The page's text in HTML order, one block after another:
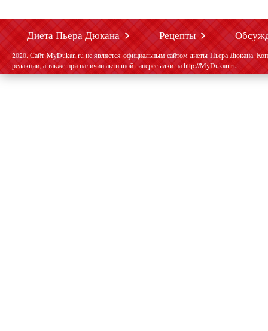
Диета Пьера Дюкана Рецепты
2020. Сайт MyDukan.ru не является официальным сайтом диеты Пьера Дюкана.
редакции, а также при наличии активной гиперссылки на http://MyDukan.ru